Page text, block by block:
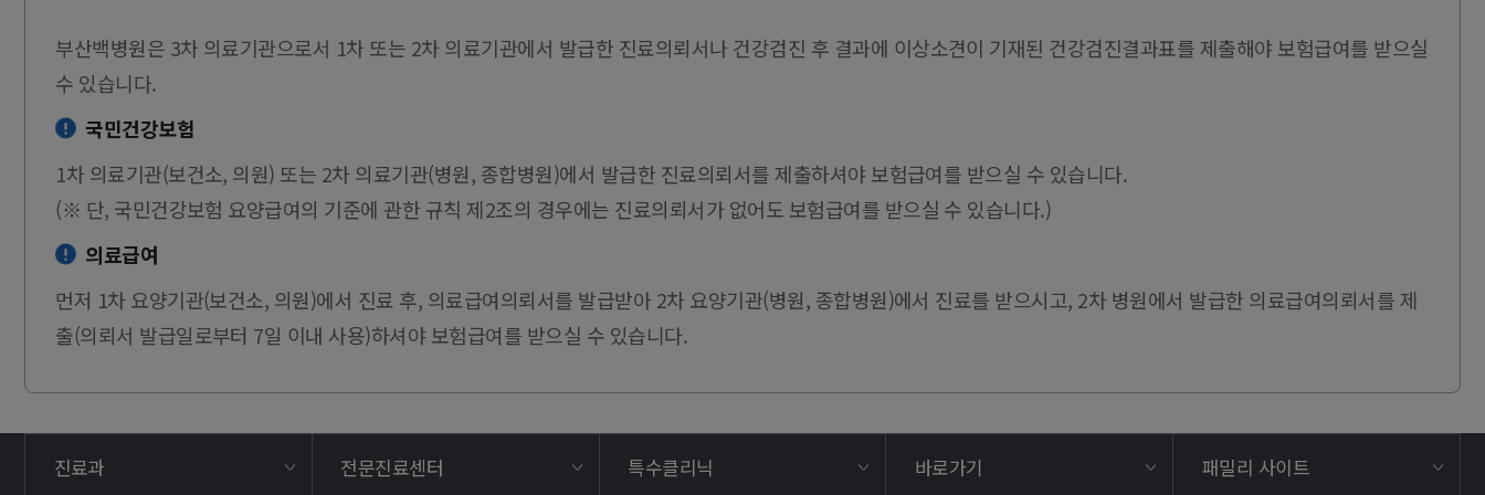
부산백병원은 3차 의료기관으로서 1차 또는 2차 의료기관에서 발급한 진료의뢰서나 건강검진 후 결과에 이상소견이 기재된 건강검진결과표를 제출해야 보험급여를 받으실
수 있습니다.
국민건강보험
1차 의료기관(보건소, 의원) 또는 2차 의료기관(병원, 종합병원)에서 발급한 진료의뢰서를 제출하셔야 보험급여를 받으실 수 있습니다.
(※ 단, 국민건강보험 요양급여의 기준에 관한 규칙 제2조의 경우에는 진료의뢰서가 없어도 보험급여를 받으실 수 있습니다.)
의료급여
먼저 1차 요양기관(보건소, 의원)에서 진료 후, 의료급여의뢰서를 발급받아 2차 요양기관(병원, 종합병원)에서 진료를 받으시고, 2차 병원에서 발급한 의료급여의뢰서를 제
출(의뢰서 발급일로부터 7일 이내 사용)하셔야 보험급여를 받으실 수 있습니다.
진료과 전문진료센터 특수클리닉 바로가기 패밀리 사이트